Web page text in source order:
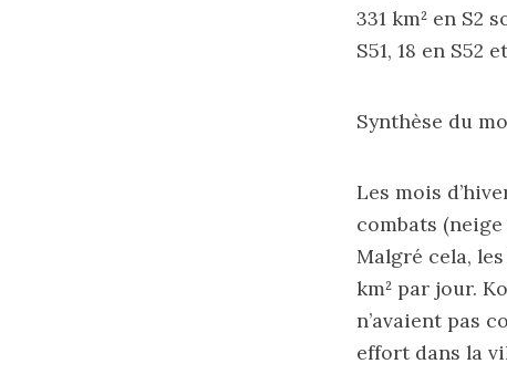
331 km² en S2
S51, 18 en S52
Synthèse du
Les mois
combats
Malgré cela,
km² par jour.
n’avaient pas
effort dans la